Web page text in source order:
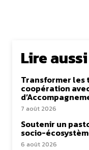
Lire aussi
Transformer
coopération
7 août 2026
Soutenir un
socio-
6 août 2026